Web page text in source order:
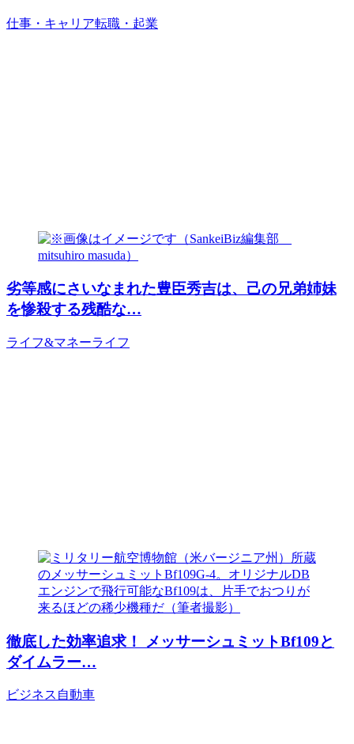
仕事・キャリア転職・起業
劣等感にさいなまれた豊臣秀吉は、己の兄弟姉妹
を惨殺する残酷な…
ライフ&マネーライフ
徹底した効率追求！ メッサーシュミットBf109と
ダイムラー…
ビジネス 自動車